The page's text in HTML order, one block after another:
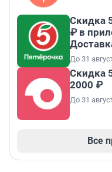
Скидка
₽ в
До 31
Скидка
2000 ₽
До 31
Все